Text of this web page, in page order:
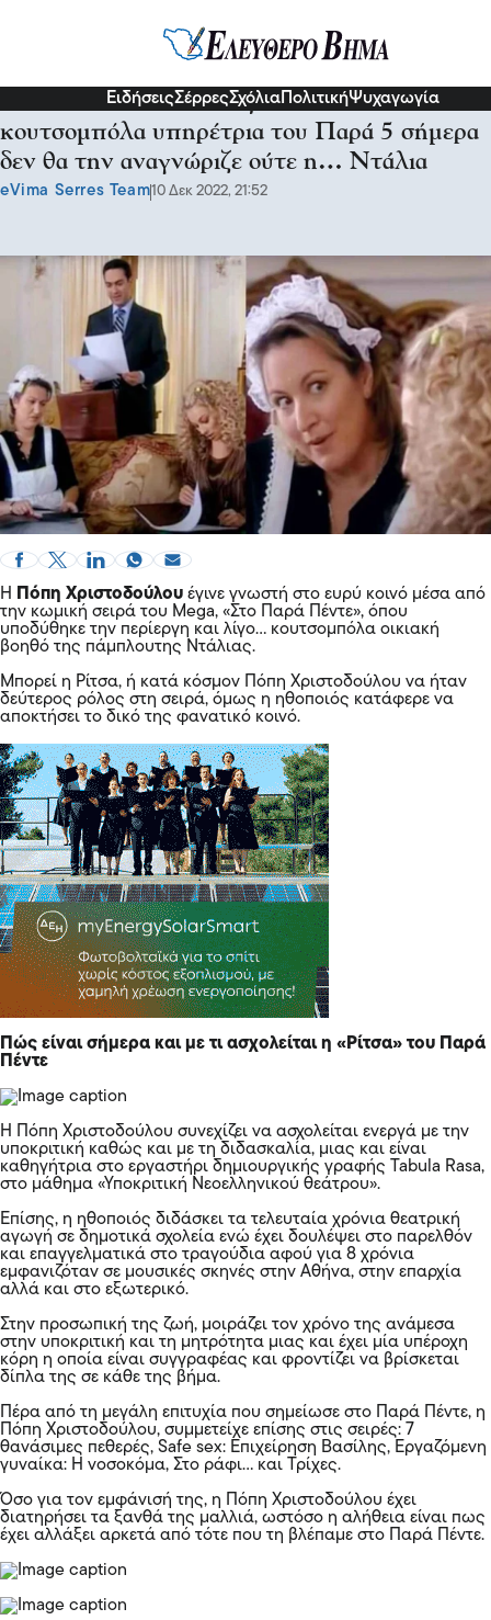
ΕιδήσειςΣέρρεςΣχόλια ΠολιτικήΨυχαγωγία
Αδυνάτισε και τα άλλαξε όλα: Την
κουτσομπόλα υπηρέτρια του Παρά 5 σήμερα
δεν θα την αναγνώριζε ούτε η… Ντάλια
eVima Serres Team10 Δεκ 2022, 21:52
Η Πόπη Χριστοδούλου έγινε γνωστή στο ευρύ κοινό μέσα από
την κωμική σειρά του Mega, «Στο Παρά Πέντε», όπου
υποδύθηκε την περίεργη και λίγο… κουτσομπόλα οικιακή
βοηθό της πάμπλουτης Ντάλιας.
Μπορεί η Ρίτσα, ή κατά κόσμον Πόπη Χριστοδούλου να ήταν
δεύτερος ρόλος στη σειρά, όμως η ηθοποιός κατάφερε να
αποκτήσει το δικό της φανατικό κοινό.
Πώς είναι σήμερα και με τι ασχολείται η «Ρίτσα» του Παρά
Πέντε
Η Πόπη Χριστοδούλου συνεχίζει να ασχολείται ενεργά με την
υποκριτική καθώς και με τη διδασκαλία, μιας και είναι
καθηγήτρια στο εργαστήρι δημιουργικής γραφής Tabula Rasa,
στο μάθημα «Υποκριτική Νεοελληνικού θεάτρου».
Επίσης, η ηθοποιός διδάσκει τα τελευταία χρόνια θεατρική
αγωγή σε δημοτικά σχολεία ενώ έχει δουλέψει στο παρελθόν
και επαγγελματικά στο τραγούδια αφού για 8 χρόνια
εμφανιζόταν σε μουσικές σκηνές στην Αθήνα, στην επαρχία
αλλά και στο εξωτερικό.
Στην προσωπική της ζωή, μοιράζει τον χρόνο της ανάμεσα
στην υποκριτική και τη μητρότητα μιας και έχει μία υπέροχη
κόρη η οποία είναι συγγραφέας και φροντίζει να βρίσκεται
δίπλα της σε κάθε της βήμα.
Πέρα από τη μεγάλη επιτυχία που σημείωσε στο Παρά Πέντε, η
Πόπη Χριστοδούλου, συμμετείχε επίσης στις σειρές: 7
θανάσιμες πεθερές, Safe sex: Επιχείρηση Βασίλης, Εργαζόμενη
γυναίκα: Η νοσοκόμα, Στο ράφι… και Τρίχες.
Όσο για τον εμφάνισή της, η Πόπη Χριστοδούλου έχει
διατηρήσει τα ξανθά της μαλλιά, ωστόσο η αλήθεια είναι πως
έχει αλλάξει αρκετά από τότε που τη βλέπαμε στο Παρά Πέντε.